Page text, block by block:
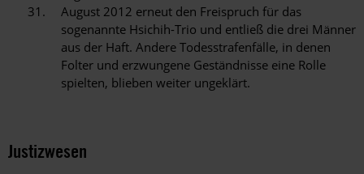
August 2012 erneut den Freispruch für das
sogenannte Hsichih-Trio und entließ die drei Männer
aus der Haft. Andere Todesstrafenfälle, in denen
Folter und erzwungene Geständnisse eine Rolle
spielten, blieben weiter ungeklärt.
Justizwesen